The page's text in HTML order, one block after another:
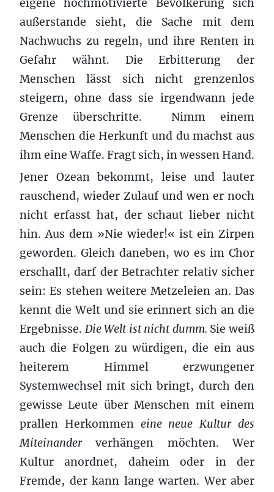
eigene hochmotivierte Bevölkerung sich
außerstande sieht, die Sache mit dem
Nachwuchs zu regeln, und ihre Renten in
Gefahr wähnt. Die Erbitterung der
Menschen lässt sich nicht grenzenlos
steigern, ohne dass sie irgendwann jede
Grenze überschritte. Nimm einem
Menschen die Herkunft und du machst aus
ihm eine Waffe. Fragt sich, in wessen Hand.
Jener Ozean bekommt, leise und lauter
rauschend, wieder Zulauf und wen er noch
nicht erfasst hat, der schaut lieber nicht
hin. Aus dem »Nie wieder!« ist ein Zirpen
geworden. Gleich daneben, wo es im Chor
erschallt, darf der Betrachter relativ sicher
sein: Es stehen weitere Metzeleien an. Das
kennt die Welt und sie erinnert sich an die
Ergebnisse. Die Welt ist nicht dumm. Sie weiß
auch die Folgen zu würdigen, die ein aus
heiterem Himmel erzwungener
Systemwechsel mit sich bringt, durch den
gewisse Leute über Menschen mit einem
prallen Herkommen eine neue Kultur des
Miteinanderverhängen möchten. Wer
Kultur anordnet, daheim oder in der
Fremde, der kann lange warten. Wer aber